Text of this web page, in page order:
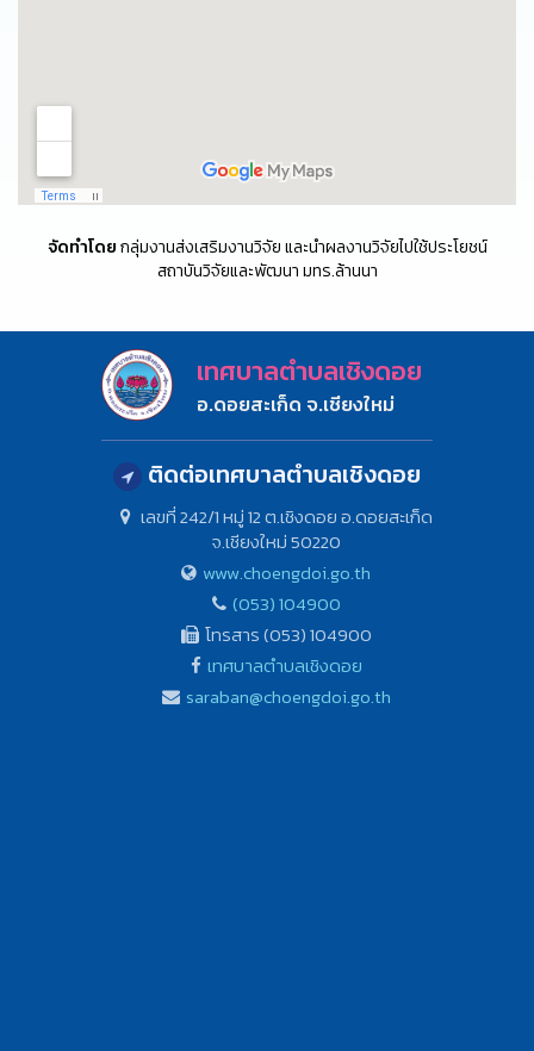
จัดทำโดยกลุ่มงานส่งเสริมงานวิจัย และนำผลงานวิจัยไปใช้ประโยชน์
สถาบันวิจัยและพัฒนา มทร.ล้านนา
เทศบาลตำบลเชิงดอย
อ.ดอยสะเก็ด จ.เชียงใหม่
ติดต่อเทศบาลตำบลเชิงดอย
เลขที่ 242/1 หมู่ 12 ต.เชิงดอย อ.ดอยสะเก็ด
จ.เชียงใหม่ 50220
www.choengdoi.go.th
(053) 104900
โทรสาร (053) 104900
เทศบาลตำบลเชิงดอย
saraban@choengdoi.go.th